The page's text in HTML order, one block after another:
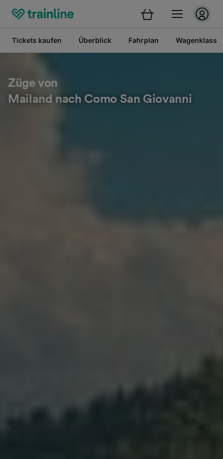
Tickets kaufen Überblick Fahrplan
Züge von
Mailand nach Como San Giovanni